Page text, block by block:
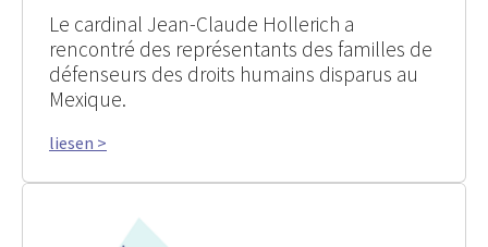
Le cardinal Jean-Claude Hollerich a
rencontré des représentants des familles de
défenseurs des droits humains disparus au
Mexique.
liesen >